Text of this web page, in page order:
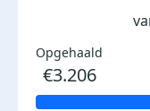
Opgehaald
€3.206